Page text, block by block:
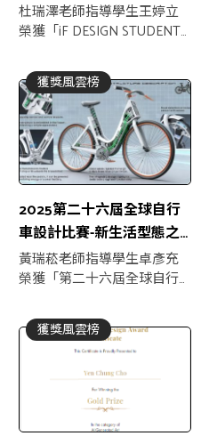
杜瑞澤老師指導學生王婷立
榮獲「iF DESIGN STUDENT
獲獎風雲榜
2025第二十六屆全球自行
車設計比賽-新生活型態之
創新服務/產品/系統
黃瑞菘老師指導學生卓彥充
榮獲「第二十六屆全球自行
新服務/產品/系統 金獎」
獲獎風雲榜